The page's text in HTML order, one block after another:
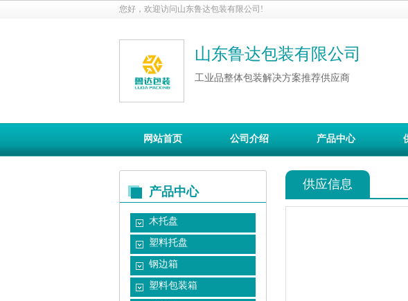
您好，欢迎访问山东鲁达包装有限公司!
山东鲁达包装有限公司
工业品整体包装解决方案推荐供应商
网站首页 公司介绍 产品中心
产品中心
木托盘
塑料托盘
钢边箱
塑料包装箱
供应信息